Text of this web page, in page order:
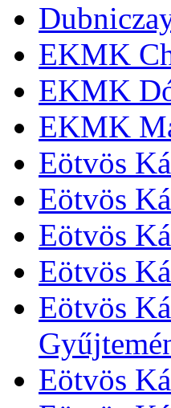
EKMK
EKMK
EKMK
Eötvös
Eötvös
Eötvös
Eötvös
Eötvös
Eötvös